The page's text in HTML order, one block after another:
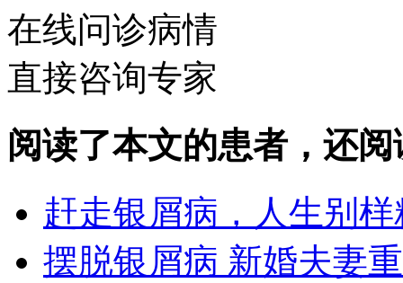
在线问诊病情
直接咨询专家
阅读了本文的患者，还
赶走银屑病，人生别
摆脱银屑病 新婚夫妻